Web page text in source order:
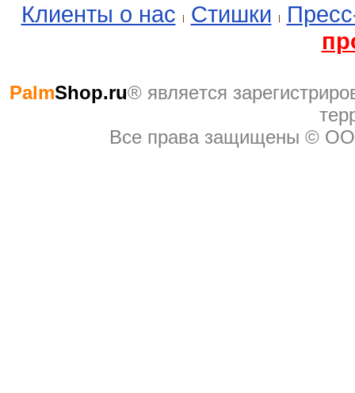
Клиенты о нас
Стишки
PalmShop.ru® являeтся
Все права защищены ©